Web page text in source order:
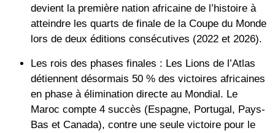
devient la première nation africaine de l’histoire à
atteindre les quarts de finale de la Coupe du Monde
lors de deux éditions consécutives (2022 et 2026).
Les rois des phases finales : Les Lions de l’Atlas
détiennent désormais 50 % des victoires africaines
en phase à élimination directe au Mondial. Le
Maroc compte 4 succès (Espagne, Portugal, Pays-
Bas et Canada), contre une seule victoire pour le